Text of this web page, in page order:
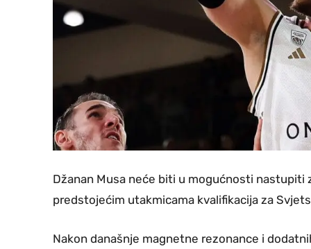
Džanan Musa neće biti u mogućnosti
predstojećim utakmicama kvalifikacija za
Nakon današnje magnetne rezonance i